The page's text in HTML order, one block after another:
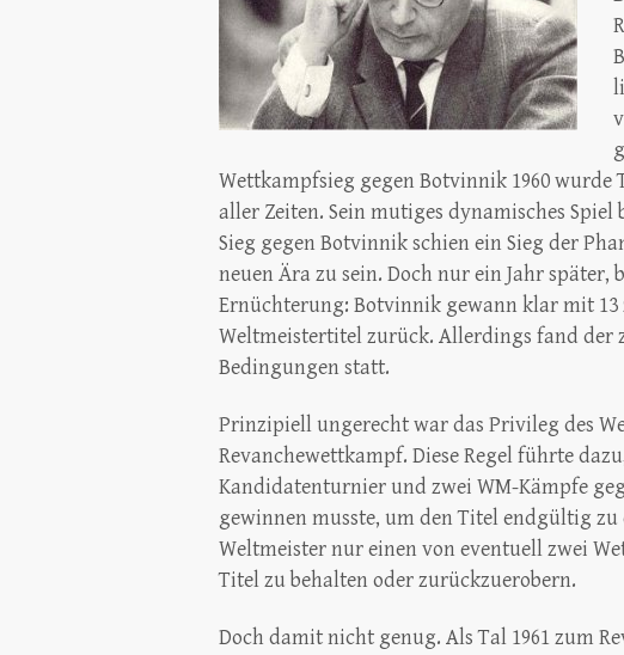
Wettkampfsieg gegen Botvinnik 1960
aller Zeiten. Sein mutiges dynamisches
Sieg gegen Botvinnik schien ein Sieg der
neuen Ära zu sein. Doch nur ein Jahr
Ernüchterung: Botvinnik gewann klar mit 13
Weltmeistertitel zurück. Allerdings fand der
Bedingungen statt.
Prinzipiell ungerecht war das Privileg des
Revanchewettkampf. Diese Regel führte
Kandidatenturnier und zwei WM-Kämpfe
gewinnen musste, um den Titel endgültig
Weltmeister nur einen von eventuell zwei
Titel zu behalten oder zurückzuerobern.
Doch damit nicht genug. Als Tal 1961 zum